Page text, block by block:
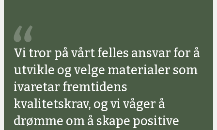
Vi tror på vårt felles ansvar for å
utvikle og velge materialer som
ivaretar fremtidens
kvalitetskrav, og vi våger å
drømme om å skape positive